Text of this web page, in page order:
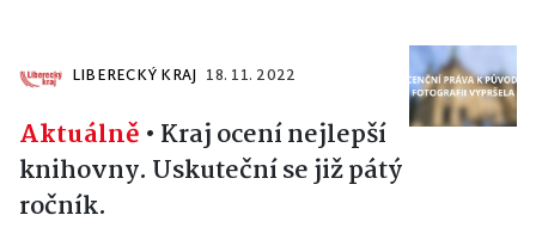
LIBERECKÝ KRAJ 18. 11. 2022
Aktuálně • Kraj ocení nejlepší
knihovny. Uskuteční se již pátý
ročník.